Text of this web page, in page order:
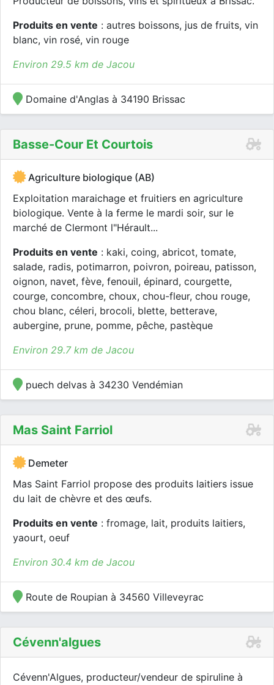
Produits en vente : autres boissons, jus de fruits, vin
blanc, vin rosé, vin rouge
Environ 29.5 km de Jacou
Domaine d'Anglas à 34190 Brissac
Basse-Cour Et Courtois
Agriculture biologique (AB)
Exploitation maraichage et fruitiers en agriculture
biologique. Vente à la ferme le mardi soir, sur le
marché de Clermont l"Hérault...
Produits en vente : kaki, coing, abricot, tomate,
salade, radis, potimarron, poivron, poireau, patisson,
oignon, navet, fève, fenouil, épinard, courgette,
courge, concombre, choux, chou-fleur, chou rouge,
chou blanc, céleri, brocoli, blette, betterave,
aubergine, prune, pomme, pêche, pastèque
Environ 29.7 km de Jacou
puech delvas à 34230 Vendémian
Mas Saint Farriol
Demeter
Mas Saint Farriol propose des produits laitiers issue
du lait de chèvre et des œufs.
Produits en vente : fromage, lait, produits laitiers,
yaourt, oeuf
Environ 30.4 km de Jacou
Route de Roupian à 34560 Villeveyrac
Cévenn'algues
Cévenn'Algues, producteur/vendeur de spiruline à